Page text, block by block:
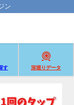
ン
す 深堀りデータ